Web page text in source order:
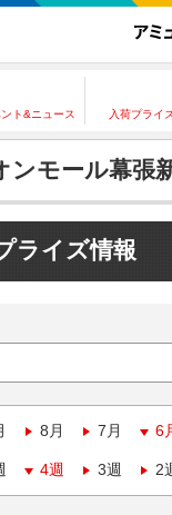
ト&ニュース 入荷プライ
ンモール幕張
ライズ情報
8月 7月 6
4週 3週 2